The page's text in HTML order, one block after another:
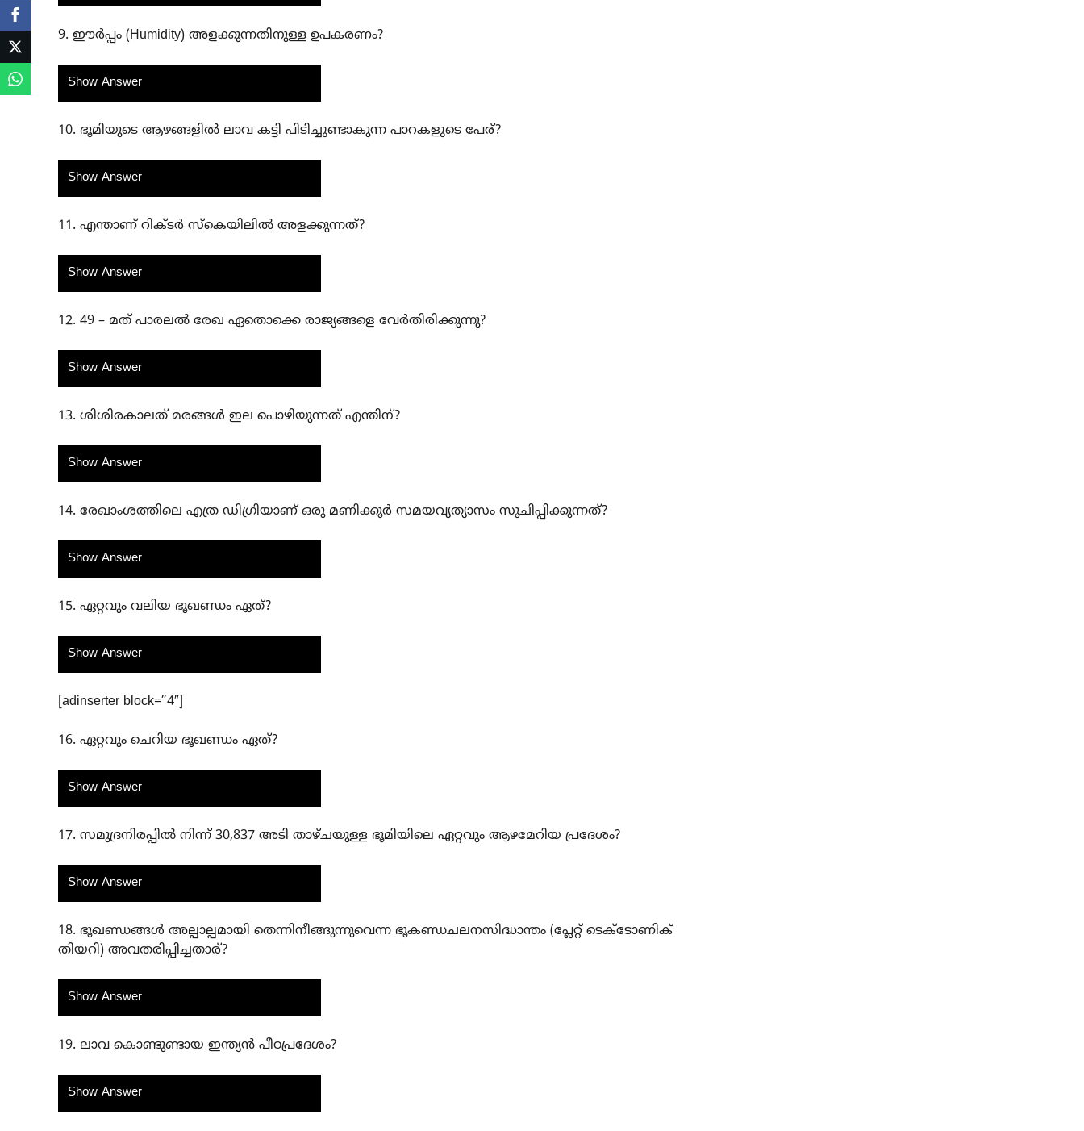
9. ഈർപ്പം (Humidity) അളക്കുന്നതിനുള്ള ഉപകരണം?
Show Answer
10. ഭൂമിയുടെ ആഴങ്ങളിൽ ലാവ കട്ടി പിടിച്ചുണ്ടാകുന്ന പാറകളുടെ പേര്?
Show Answer
11. എന്താണ് റിക്ടർ സ്കെയിലിൽ അളക്കുന്നത്?
Show Answer
12. 49 – മത് പാരലൽ രേഖ ഏതൊക്കെ രാജ്യങ്ങളെ വേർതിരിക്കുന്നു?
Show Answer
13. ശിശിരകാലത് മരങ്ങൾ ഇല പൊഴിയുന്നത് എന്തിന്?
Show Answer
14. രേഖാംശത്തിലെ എത്ര ഡിഗ്രിയാണ് ഒരു മണിക്കൂർ സമയവ്യത്യാസം സൂചിപ്പിക്കുന്നത്?
Show Answer
15. ഏറ്റവും വലിയ ഭൂഖണ്ഡം ഏത്?
Show Answer
[adinserter block=”4″]
16. ഏറ്റവും ചെറിയ ഭൂഖണ്ഡം ഏത്?
Show Answer
17. സമുദ്രനിരപ്പിൽ നിന്ന് 30,837 അടി താഴ്ചയുള്ള ഭൂമിയിലെ ഏറ്റവും ആഴമേറിയ പ്രദേശം?
Show Answer
18. ഭൂഖണ്ഡങ്ങൾ അല്പാല്പമായി തെന്നിനീങ്ങുന്നുവെന്ന ഭൂകണ്ഡചലനസിദ്ധാന്തം (പ്ലേറ്റ് ടെക്ടോണിക്
തിയറി) അവതരിപ്പിച്ചതാര്?
Show Answer
19. ലാവ കൊണ്ടുണ്ടായ ഇന്ത്യൻ പീഠപ്രദേശം?
Show Answer